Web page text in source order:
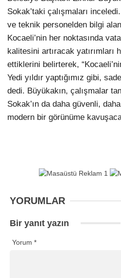
Sokak’taki çalışmaları
ve teknik personelden bilgi
Kocaeli’nin her noktasında
kalitesini artıracak yatırımları
ettiklerini belirterek,
Yedi yıldır yaptığımız gibi,
dedi. Büyükakın, çalışmalar
Sokak’ın da daha güvenli,
modern bir görünüme
YORUMLAR
Bir yanıt yazın
Yorum *